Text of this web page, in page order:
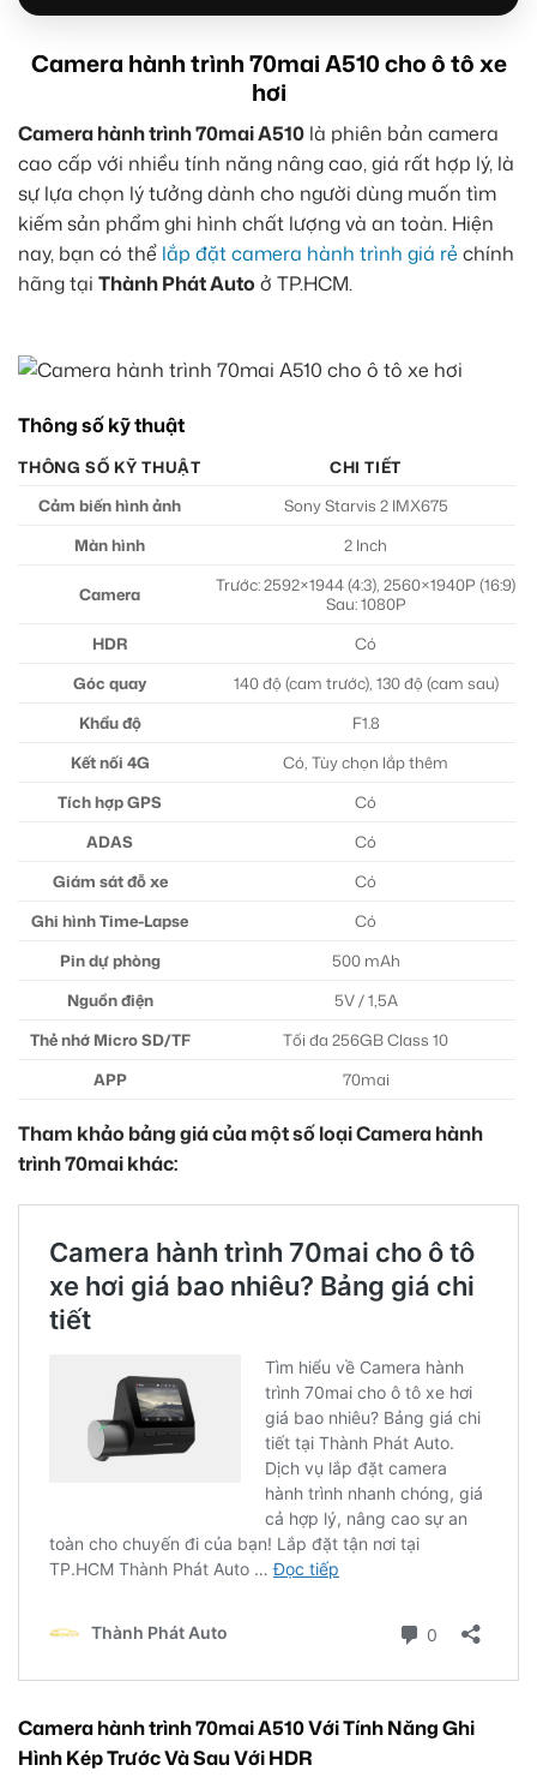
Camera hành trình 70mai A510 cho ô tô xe
hơi
Camera hành trình 70mai A510 là phiên bản camera
cao cấp với nhiều tính năng nâng cao, giá rất hợp lý, là
sự lựa chọn lý tưởng dành cho người dùng muốn tìm
kiếm sản phẩm ghi hình chất lượng và an toàn. Hiện
nay, bạn có thể lắp đặt camera hành trình giá rẻ chính
hãng tại Thành Phát Auto ở TP.HCM.
Thông số kỹ thuật
THÔNG SỐ KỸ THUẬT
CHI TIẾT
Cảm biến hình ảnh
Sony Starvis 2 IMX675
Màn hình
2 Inch
Camera
Trước: 2592×1944 (4:3), 2560×1940P (16:9)
Sau: 1080P
HDR
Có
Góc quay
140 độ (cam trước), 130 độ (cam sau)
Khẩu độ
F1.8
Kết nối 4G
Có, Tùy chọn lắp thêm
Tích hợp GPS
Có
ADAS
Có
Giám sát đỗ xe
Có
Ghi hình Time-Lapse
Có
Pin dự phòng
500 mAh
Nguồn điện
5V / 1,5A
Thẻ nhớ Micro SD/TF
Tối đa 256GB Class 10
APP
70mai
Tham khảo bảng giá của một số loại Camera hành
trình 70mai khác:
Camera hành trình 70mai A510 Với Tính Năng Ghi
Hình Kép Trước Và Sau Với HDR